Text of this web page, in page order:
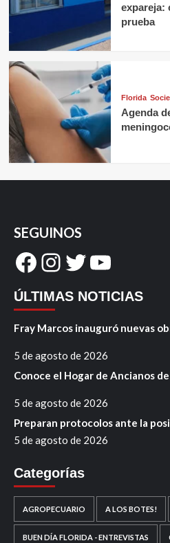
expareja:
prueba
Florida
Agenda
SEGUINOS
Facebook
Instagram
Twitter
YouTube
ÚLTIMAS NOTICIAS
Fray Marcos inauguró nuevas
5 de agosto de 2026
Conoce el Hogar de Ancianos
5 de agosto de 2026
Preparan protocolos ante la
5 de agosto de 2026
Categorías
AGROPECUARIO A LOS BOTES!
BUEN DÍA FLORIDA - ENTREVISTAS